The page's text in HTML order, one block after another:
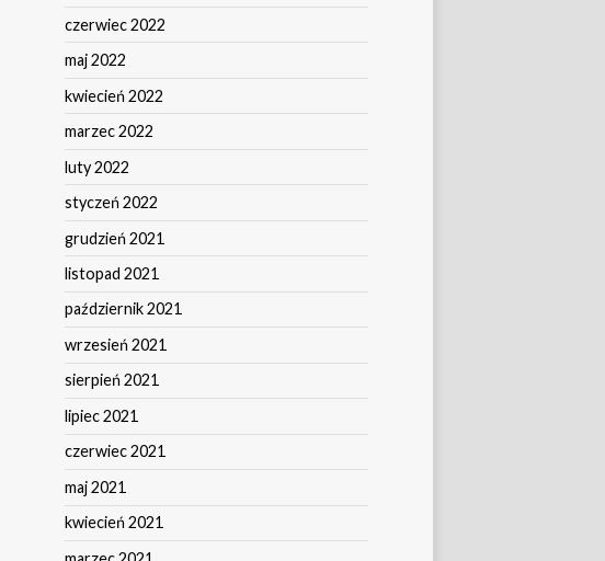
czerwiec 2022
maj 2022
kwiecień 2022
marzec 2022
luty 2022
styczeń 2022
grudzień 2021
listopad 2021
październik 2021
wrzesień 2021
sierpień 2021
lipiec 2021
czerwiec 2021
maj 2021
kwiecień 2021